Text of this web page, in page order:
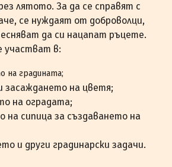
лятото. За да се справят с
се нуждаят от доброволци,
да си нацапат ръцете.
участват в:
на градината;
засаждането на цветя;
на оградата;
на сипица за създаването на
и други градинарски задачи.